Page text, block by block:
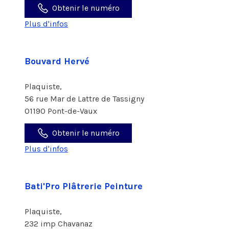
Obtenir le numéro
Plus d'infos
Bouvard Hervé
Plaquiste,
56 rue Mar de Lattre de Tassigny
01190 Pont-de-Vaux
Obtenir le numéro
Plus d'infos
Bati'Pro Plâtrerie Peinture
Plaquiste,
232 imp Chavanaz